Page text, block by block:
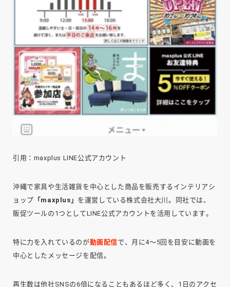
引用：maxplus LINE公式アカウント
沖縄で家具や生活雑貨を中心とした商品を販売するインテリアシ
ョップ 「maxplus」 を運営している株式会社大川。同社では、
販促ツールの1つとしてLINE公式アカウントを活用しています。
特に力を入れているのが動画配信で、月に4～5回を目安に動画を
中心としたメッセージを配信。
再生数は他社SNSの6倍になることもあるほど多く、1日のアクセ